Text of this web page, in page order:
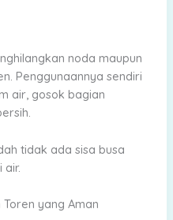
noda maupun
Penggunaannya sendiri
air, gosok bagian
tidak ada sisa busa
air.
yang Aman